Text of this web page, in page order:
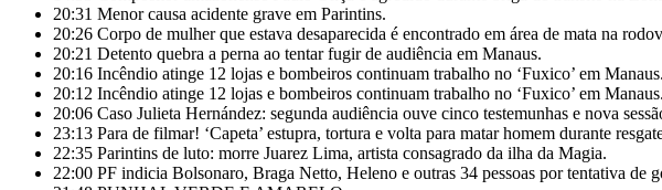
20:31 Menor causa acidente grave em Parintins.
20:26 Corpo de mulher que estava desaparecida é encontrado em área de mata na
20:21 Detento quebra a perna ao tentar fugir de audiência em Manaus.
20:16 Incêndio atinge 12 lojas e bombeiros continuam trabalho no ‘Fuxico’ em Manaus.
20:12 Incêndio atinge 12 lojas e bombeiros continuam trabalho no ‘Fuxico’ em Manaus.
20:06 Caso Julieta Hernández: segunda audiência ouve cinco testemunhas e nova
23:13 Para de filmar! ‘Capeta’ estupra, tortura e volta para matar homem durante
22:35 Parintins de luto: morre Juarez Lima, artista consagrado da ilha da Magia.
22:00 PF indicia Bolsonaro, Braga Netto, Heleno e outras 34 pessoas por tentativa de